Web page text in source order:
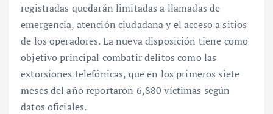
registradas quedarán limitadas a llamadas de
emergencia, atención ciudadana y el acceso a sitios
de los operadores. La nueva disposición tiene como
objetivo principal combatir delitos como las
extorsiones telefónicas, que en los primeros siete
meses del año reportaron 6,880 víctimas según
datos oficiales.